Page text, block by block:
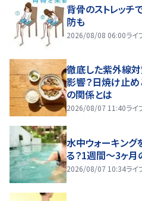
背骨のストレッチ
防も
2026/08/08 06:00ライ
徹底した紫外線
影響？日焼け止め
の関係とは
2026/08/07 11:40ライ
水中ウォーキング
る？1週間～3ヶ
2026/08/07 10:34ライ